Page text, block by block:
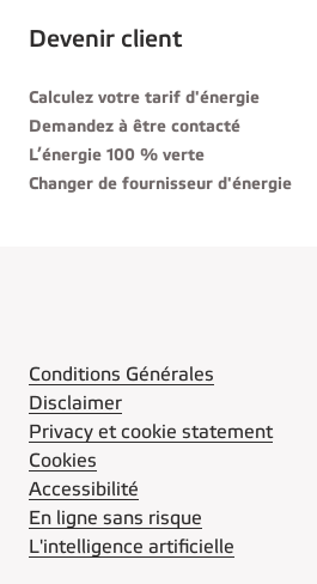
Devenir client
Calculez votre tarif d'énergie
Demandez à être contacté
L’énergie 100 % verte
Changer de fournisseur d'énergie
Conditions Générales
Disclaimer
Privacy et cookie statement
Cookies
Accessibilité
En ligne sans risque
L'intelligence artificielle